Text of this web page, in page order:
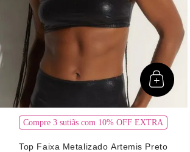
Compre 3 sutiãs com 10% OFF EXTRA
Top Faixa Metalizado Artemis Preto